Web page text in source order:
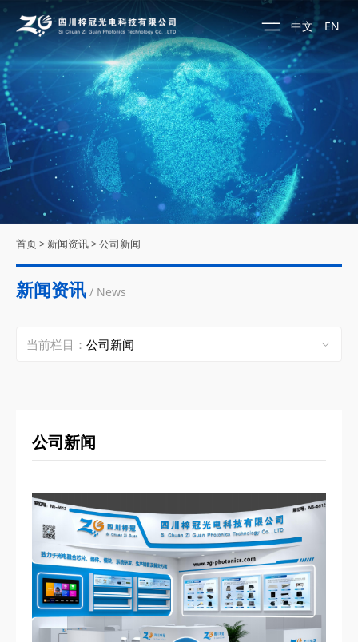
中文 EN
首页> 新闻资讯>公司新闻
新闻资讯 / News
当前栏目：
公司新闻